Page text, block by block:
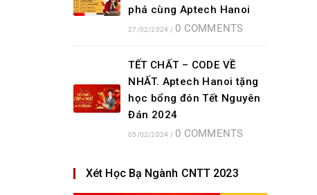
phá cùng Aptech Hanoi
27/02/2024 / 0 COMMENTS
TẾT CHẤT – CODE VỀ
NHẤT. Aptech Hanoi tặng
học bổng đón Tết Nguyên
Đán 2024
05/02/2024 / 0 COMMENTS
Xét Học Bạ Ngành CNTT 2023